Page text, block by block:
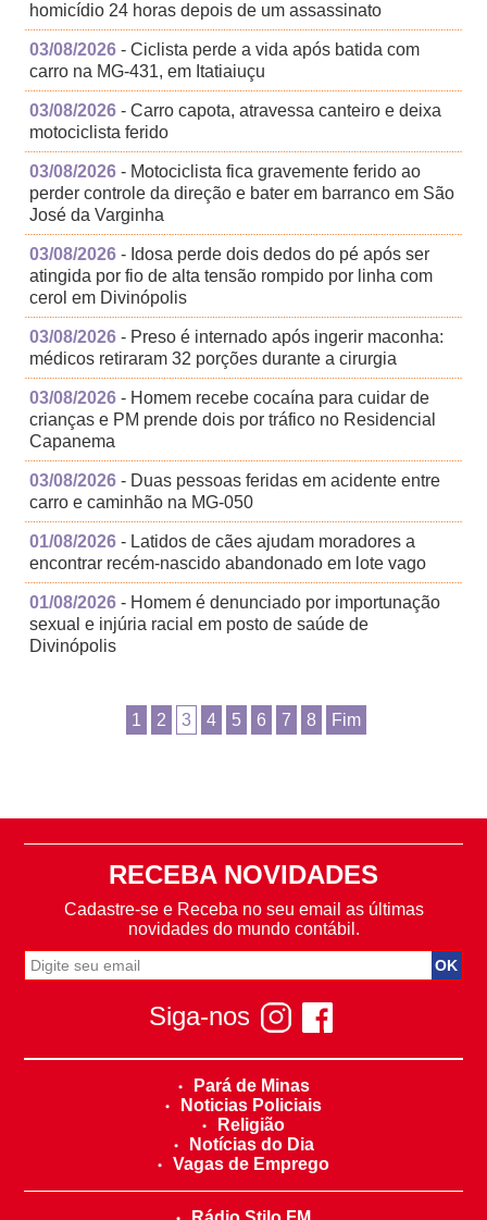
homicídio 24 horas depois de um assassinato
03/08/2026 - Ciclista perde a vida após batida com
carro na MG-431, em Itatiaiuçu
03/08/2026 - Carro capota, atravessa canteiro e deixa
motociclista ferido
03/08/2026 - Motociclista fica gravemente ferido ao
perder controle da direção e bater em barranco em São
José da Varginha
03/08/2026 - Idosa perde dois dedos do pé após ser
atingida por fio de alta tensão rompido por linha com
cerol em Divinópolis
03/08/2026 - Preso é internado após ingerir maconha:
médicos retiraram 32 porções durante a cirurgia
03/08/2026 - Homem recebe cocaína para cuidar de
crianças e PM prende dois por tráfico no Residencial
Capanema
03/08/2026 - Duas pessoas feridas em acidente entre
carro e caminhão na MG-050
01/08/2026 - Latidos de cães ajudam moradores a
encontrar recém-nascido abandonado em lote vago
01/08/2026 - Homem é denunciado por importunação
sexual e injúria racial em posto de saúde de
Divinópolis
1 2 3 4 5 6 7 8 Fim
RECEBA NOVIDADES
Cadastre-se e Receba no seu email as últimas
novidades do mundo contábil.
Siga-nos
Pará de Minas
Noticias Policiais
Religião
Notícias do Dia
Vagas de Emprego